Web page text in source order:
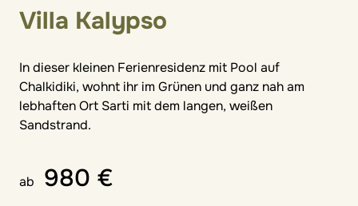
Villa Kalypso
In dieser kleinen Ferienresidenz mit Pool auf
Chalkidiki, wohnt ihr im Grünen und ganz nah am
lebhaften Ort Sarti mit dem langen, weißen
Sandstrand.
ab 980 €